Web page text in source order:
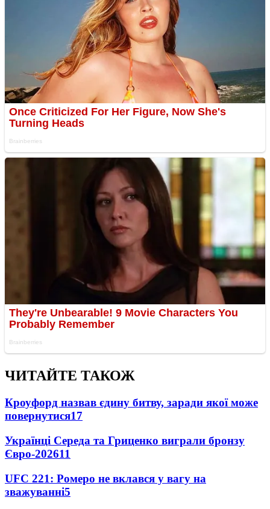
ЧИТАЙТЕ ТАКОЖ
Кроуфорд назвав єдину битву, заради якої може
повернутися17
Українці Середа та Гриценко виграли бронзу
Євро-202611
UFC 221: Ромеро не вклався у вагу на
зважуванні5